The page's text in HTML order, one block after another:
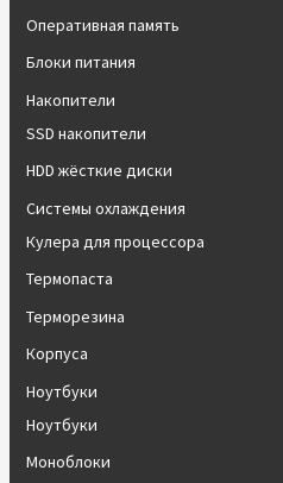
Оперативная память
Блоки питания
Накопители
SSD накопители
HDD жёсткие диски
Системы охлаждения
Кулера для процессора
Термопаста
Терморезина
Корпуса
Ноутбуки
Ноутбуки
Моноблоки